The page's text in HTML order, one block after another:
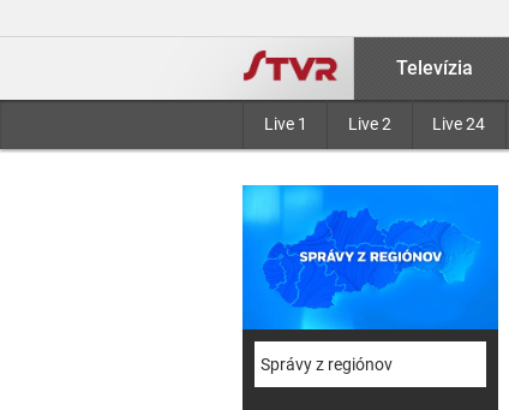
Televízia
Live 1 Live 2 Live 24
Správy z regiónov